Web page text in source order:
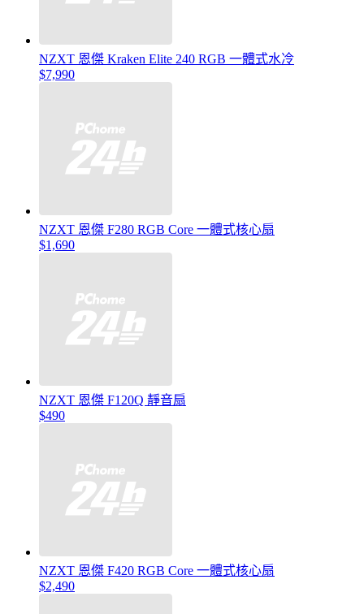
NZXT 恩傑 Kraken Elite 240 RGB 一體式水冷
$7,990
NZXT 恩傑 F280 RGB Core 一體式核心扇
$1,690
NZXT 恩傑 F120Q 靜音扇
$490
NZXT 恩傑 F420 RGB Core 一體式核心扇
$2,490